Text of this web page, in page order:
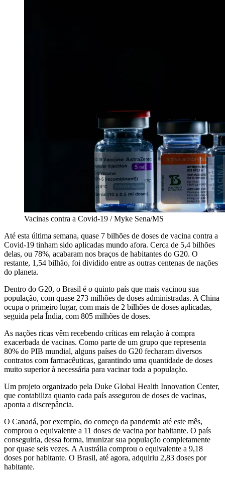
Vacinas contra a Covid-19 / Myke Sena/MS
Até esta última semana, quase 7 bilhões de doses de vacina contra a
Covid-19 tinham sido aplicadas mundo afora. Cerca de 5,4 bilhões
delas, ou 78%, acabaram nos braços de habitantes do G20. O
restante, 1,54 bilhão, foi dividido entre as outras centenas de nações
do planeta.
Dentro do G20, o Brasil é o quinto país que mais vacinou sua
população, com quase 273 milhões de doses administradas. A China
ocupa o primeiro lugar, com mais de 2 bilhões de doses aplicadas,
seguida pela Índia, com 805 milhões de doses.
As nações ricas vêm recebendo críticas em relação à compra
exacerbada de vacinas. Como parte de um grupo que representa
80% do PIB mundial, alguns países do G20 fecharam diversos
contratos com farmacêuticas, garantindo uma quantidade de doses
muito superior à necessária para vacinar toda a população.
Um projeto organizado pela Duke Global Health Innovation Center,
que contabiliza quanto cada país assegurou de doses de vacinas,
aponta a discrepância.
O Canadá, por exemplo, do começo da pandemia até este mês,
comprou o equivalente a 11 doses de vacina por habitante. O país
conseguiria, dessa forma, imunizar sua população completamente
por quase seis vezes. A Austrália comprou o equivalente a 9,18
doses por habitante. O Brasil, até agora, adquiriu 2,83 doses por
habitante.